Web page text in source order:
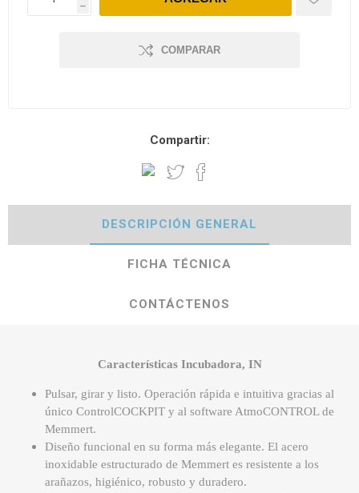
h
COMPARAR
Compartir:
DESCRIPCIÓN GENERAL
FICHA TÉCNICA
CONTÁCTENOS
Características Incubadora, IN
Pulsar, girar y listo. Operación rápida e intuitiva gracias al
único ControlCOCKPIT y al software AtmoCONTROL de
Memmert.
Diseño funcional en su forma más elegante. El acero
inoxidable estructurado de Memmert es resistente a los
arañazos, higiénico, robusto y duradero.